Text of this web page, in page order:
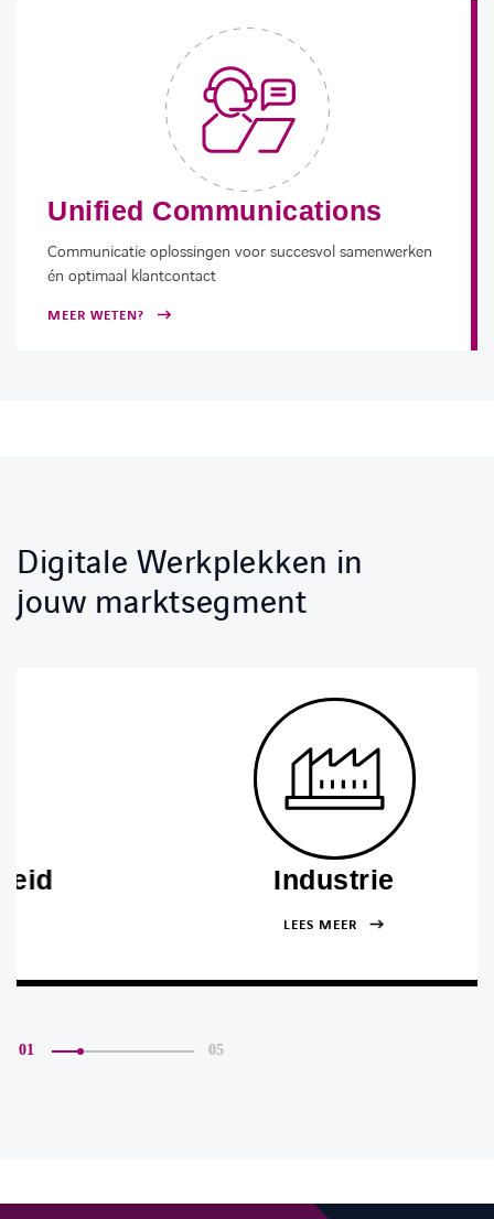
Unified Communications
Communicatie oplossingen voor succesvol samenwerken
én optimaal klantcontact
MEER WETEN?
Digitale Werkplekken in
jouw marktsegment
Industrie
01 05